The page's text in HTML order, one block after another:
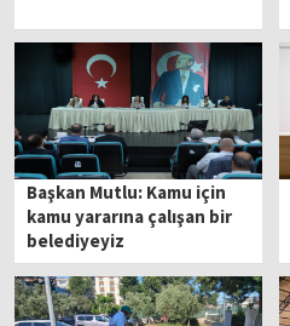
Başkan Mutlu: Kamu için
kamu yararına çalışan bir
belediyeyiz